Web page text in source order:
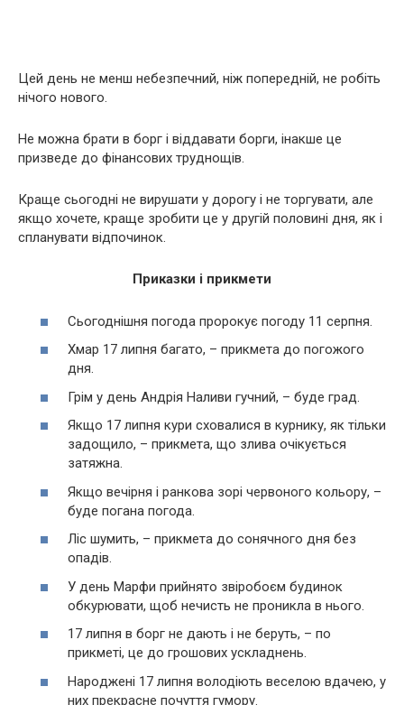
Цей день не менш небезпечний, ніж попередній, не робіть
нічого нового.
Не можна брати в борг і віддавати борги, інакше це
призведе до фінансових труднощів.
Краще сьогодні не вирушати у дорогу і не торгувати, але
якщо хочете, краще зробити це у другій половині дня, як і
спланувати відпочинок.
Приказки і прикмети
Сьогоднішня погода пророкує погоду 11 серпня.
Хмар 17 липня багато, – прикмета до погожого
дня.
Грім у день Андрія Наливи гучний, – буде град.
Якщо 17 липня кури сховалися в курнику, як тільки
задощило, – прикмета, що злива очікується
затяжна.
Якщо вечірня і ранкова зорі червоного кольору, –
буде погана погода.
Ліс шумить, – прикмета до сонячного дня без
опадів.
У день Марфи прийнято звіробоєм будинок
обкурювати, щоб нечисть не проникла в нього.
17 липня в борг не дають і не беруть, – по
прикметі, це до грошових ускладнень.
Нapoджені 17 липня володіють веселою вдачею, у
них прекрасне почуття гумору.